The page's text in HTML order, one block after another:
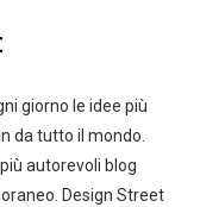
giorno le idee più
da tutto il mondo.
autorevoli blog
Design Street